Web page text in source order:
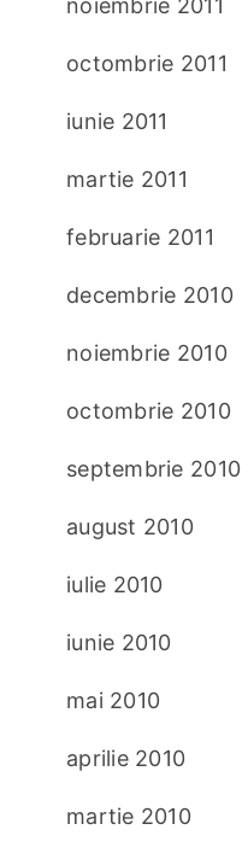
octombrie 2011
iunie 2011
martie 2011
februarie 2011
decembrie 2010
noiembrie 2010
octombrie 2010
septembrie 2010
august 2010
iulie 2010
iunie 2010
mai 2010
aprilie 2010
martie 2010